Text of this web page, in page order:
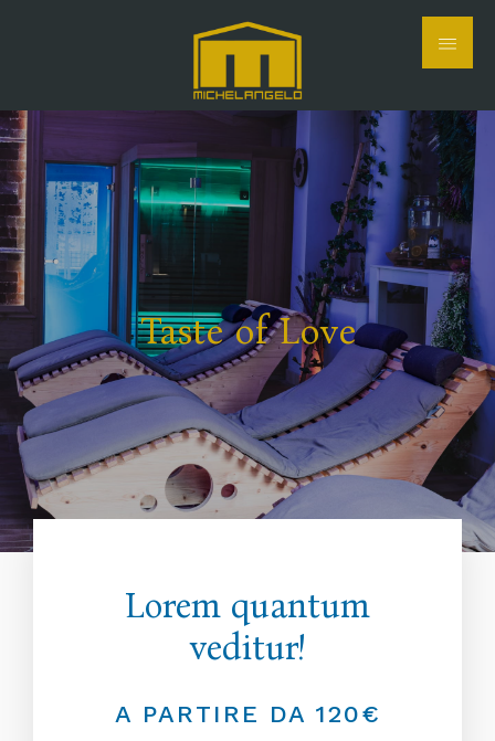
Taste of Love
Lorem quantum
veditur!
A PARTIRE DA 120€